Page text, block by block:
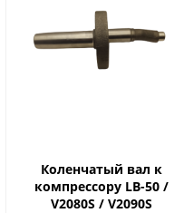
Коленчатый вал к
компрессору LB-50 /
V2080S / V2090S